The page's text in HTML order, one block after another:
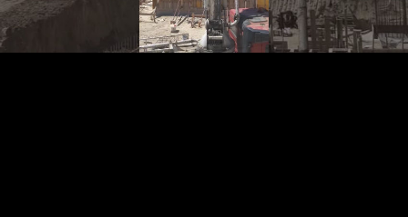
Video